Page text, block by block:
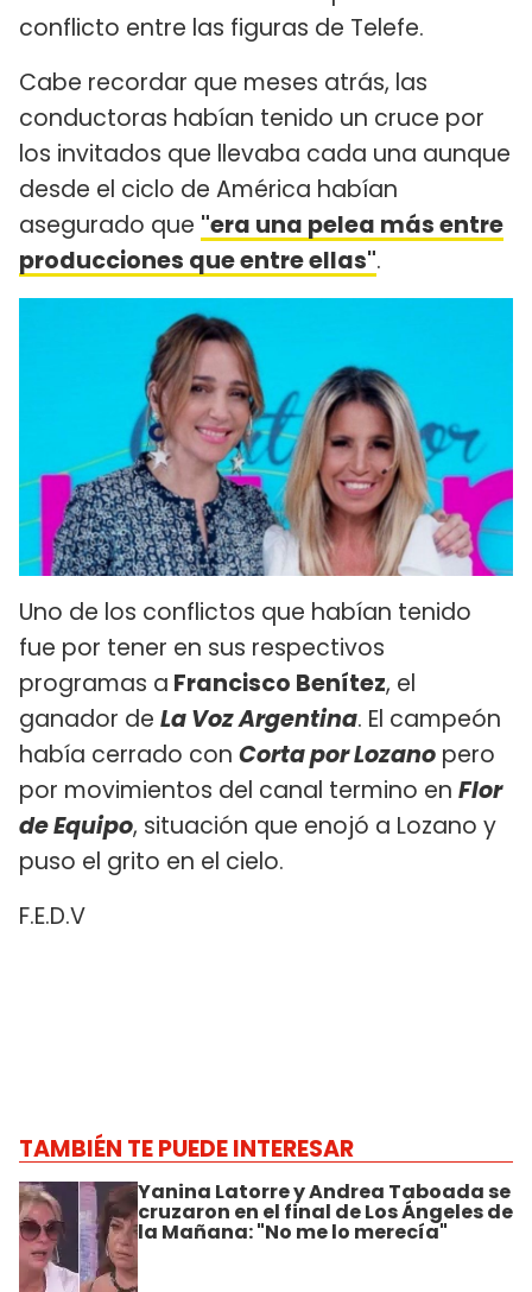
conflicto entre las figuras de Telefe.
Cabe recordar que meses atrás, las
conductoras habían tenido un cruce por
los invitados que llevaba cada una aunque
desde el ciclo de América habían
asegurado que "era una pelea más entre
producciones que entre ellas".
Uno de los conflictos que habían tenido
fue por tener en sus respectivos
programas a Francisco Benítez, el
ganador de La Voz Argentina. El campeón
había cerrado con Corta por Lozano pero
por movimientos del canal termino en Flor
de Equipo, situación que enojó a Lozano y
puso el grito en el cielo.
F.E.D.V
TAMBIÉN TE PUEDE INTERESAR
Yanina Latorre y Andrea Taboada se
cruzaron en el final de Los Ángeles de
la Mañana: "No me lo merecía"